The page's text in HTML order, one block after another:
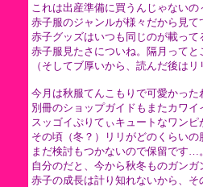
これは出産準備に買うんじゃない
赤子服のジャンルが様々だから見て
赤子グッズはいつも同じのが載っ
赤子服見たさについね。隔月って
（そしてブ厚いから、読んだ後は
今月は秋服てんこもりで可愛かった
別冊のショップガイドもまたカワイ
スッゴイぷりてぃキュートなワン
その頃（冬？）リリがどのくらい
まだ検討もつかないので保留です…
自分のだと、今から秋冬ものガン
赤子の成長は計り知れないから、